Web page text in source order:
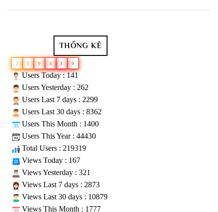
THỐNG KÊ
2 1 9 3 1 9
Users Today : 141
Users Yesterday : 262
Users Last 7 days : 2299
Users Last 30 days : 8362
Users This Month : 1400
Users This Year : 44430
Total Users : 219319
Views Today : 167
Views Yesterday : 321
Views Last 7 days : 2873
Views Last 30 days : 10879
Views This Month : 1777